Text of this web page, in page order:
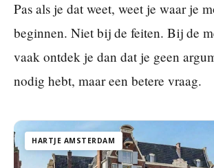
Pas als je dat weet, weet je waar je
beginnen. Niet bij de feiten. Bij de
vaak ontdek je dan dat je geen
nodig hebt, maar een betere vraag.
HARTJE AMSTERDAM